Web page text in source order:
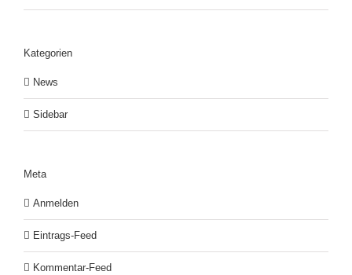
Kategorien
News
Sidebar
Meta
Anmelden
Eintrags-Feed
Kommentar-Feed